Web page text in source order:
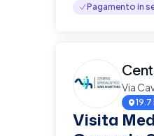
Pagamento in
Via
19.7
Visita